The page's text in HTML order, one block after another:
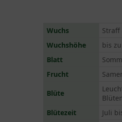
Wuchs
Wuchshöhe
bis
Blatt
Frucht
Blüte
Blütezeit
Juli